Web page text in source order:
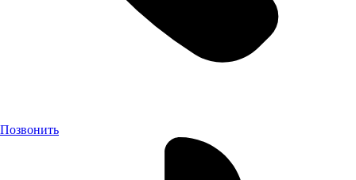
Позвонить